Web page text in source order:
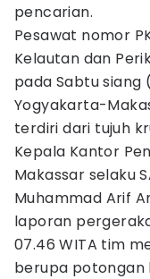
pencarian.
Pesawat nomor
Kelautan dan
pada Sabtu siang
Yogyakarta-
terdiri dari tujuh
Kepala Kantor
Makassar selaku
Muhammad Arif
laporan
07.46 WITA tim
berupa potongan